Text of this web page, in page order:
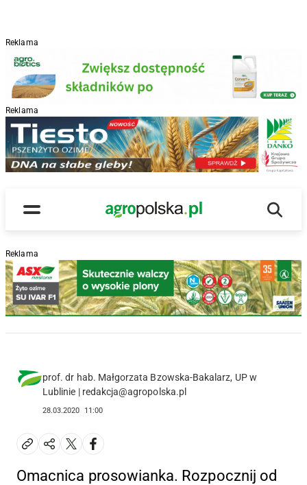
Reklama
Reklama
Menu
Main Logo
Reklama
prof. dr hab. Małgorzata Bzowska-Bakalarz, UP w
Lublinie | redakcja@agropolska.pl
28.03.2020 11:00
Omacnica prosowianka. Rozpocznij od